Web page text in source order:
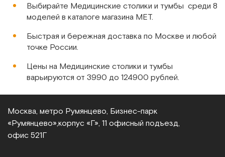
Тумба-стол прикроватный с поворотной столешницей
Под заказАрт. 5655
Сообщить о поступлении
Выбирайте Медицинские столики и тумбы среди 8
моделей в каталоге магазина МЕТ.
Быстрая и бережная доставка по Москве и любой
точке России.
Цены на Медицинские столики и тумбы
варьируются от 3990 до 124900 рублей.
Москва, метро Румянцево, Бизнес‑парк
«Румянцево», корпус «Г», 11 офисный подъезд,
офис 521Г